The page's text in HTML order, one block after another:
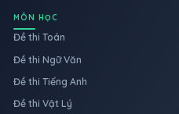
MÔN HỌC
Đề thi Toán
Đề thi Ngữ Văn
Đề thi Tiếng Anh
Đề thi Vật Lý